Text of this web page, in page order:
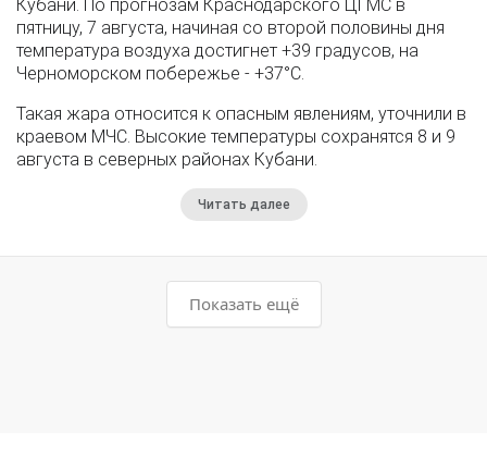
Кубани. По прогнозам Краснодарского ЦГМС в
пятницу, 7 августа, начиная со второй половины дня
температура воздуха достигнет +39 градусов, на
Черноморском побережье - +37°­С.
Такая жара относится к опасным явлениям, уточнили в
краевом МЧС. Высокие температуры сохранятся 8 и 9
августа в северных районах Кубани.
Читать далее
Показать ещё